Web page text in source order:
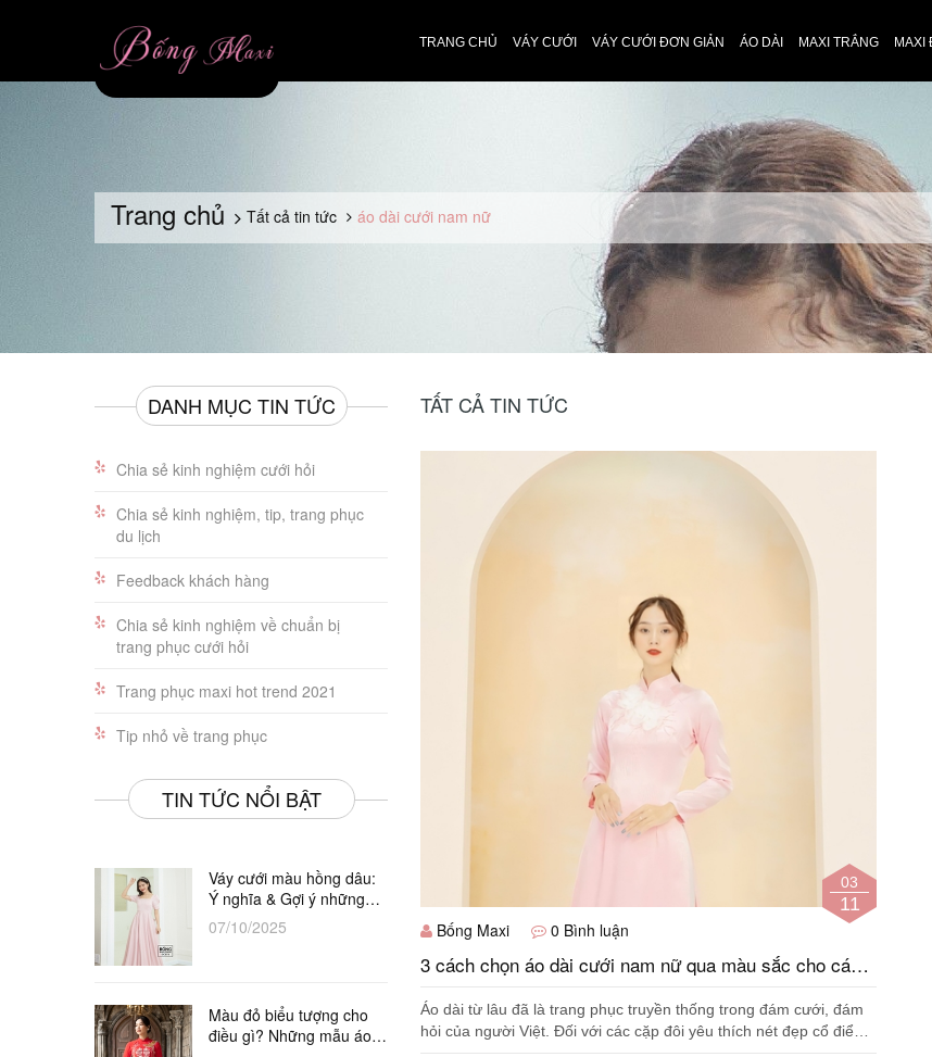
TRANG CHỦ VÁY CƯỚI VÁY CƯỚI ĐƠN GIẢN ÁO DÀI MAXI TRẮNG MAXI
Trang chủ Tất cả tin tức áo dài cưới nam nữ
TẤT CẢ TIN TỨC
03
11
Bống Maxi
0 Bình luận
3 cách chọn áo dài cưới nam nữ qua màu sắc cho các
Áo dài từ lâu đã là trang phục truyền thống trong đám cưới, đám
hỏi của người Việt. Đối với các cặp đôi yêu thích nét đẹp cổ điển
DANH MỤC TIN TỨC
Chia sẻ kinh nghiệm cưới hỏi
Chia sẻ kinh nghiệm, tip, trang phục
du lịch
Feedback khách hàng
Chia sẻ kinh nghiệm về chuẩn bị
trang phục cưới hỏi
Trang phục maxi hot trend 2021
Tip nhỏ về trang phục
TIN TỨC NỔI BẬT
Váy cưới màu hồng dâu:
Ý nghĩa & Gợi ý những
thiết kế đẹp nhất
07/10/2025
Màu đỏ biểu tượng cho
điều gì? Những mẫu áo